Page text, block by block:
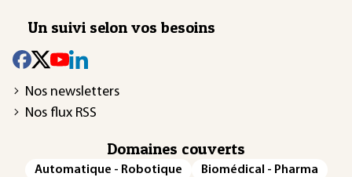
Un suivi selon vos besoins
Nos newsletters
Nos flux RSS
Domaines couverts
Automatique - Robotique
Biomédical - Pharma